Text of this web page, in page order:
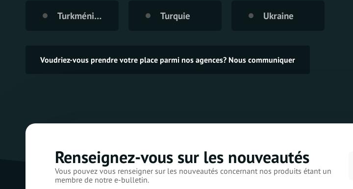
Turkménistan Turquie Ukraine
Voudriez-vous prendre votre place parmi nos agences? Nous communiquer
Renseignez-vous sur les nouveautés
Vous pouvez vous renseigner sur les nouveautés concernant nos produits étant un
membre de notre e-bulletin.